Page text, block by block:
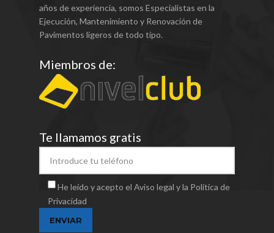
años de experiencia, somos Especialistas en la
Ejecución, Mantenimiento y Renovación de
Pavimentos ligeros de todo tipo.
Miembros de:
Te llamamos gratis
He leído y acepto el Aviso legal y la Política de
Privacidad